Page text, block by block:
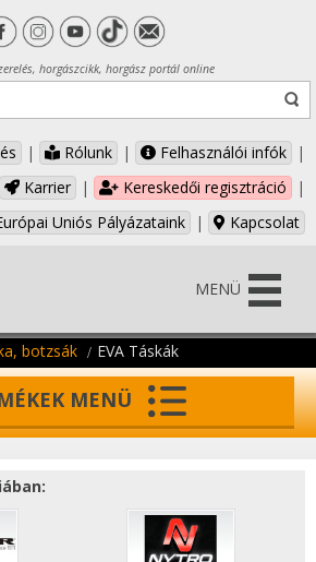
horgászcikk, horgász portál online
| Rólunk | Felhasználói infók
|
Karrier
| Kereskedői regisztráció
|
Uniós Pályázataink
| Kapcsolat
MENÜ
botzsák EVA Táskák
MENÜ